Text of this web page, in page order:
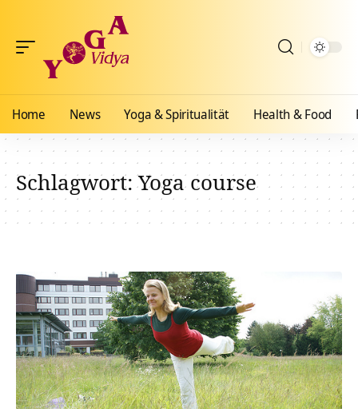
Home News Yoga & Spiritualität Health & Food
Schlagwort:Yoga course